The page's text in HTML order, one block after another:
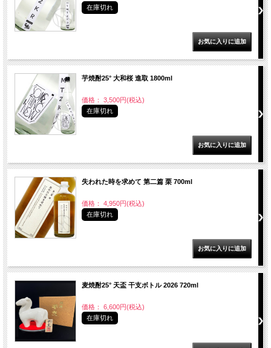
在庫切れ
芋焼酎25° 大和桜 進取 1800ml
価格： 3,500円(税込)
在庫切れ
失われた時を求めて 第二篇 栗 700ml
価格： 4,950円(税込)
在庫切れ
麦焼酎25° 天盃 干支ボトル 2026 720ml
価格： 6,600円(税込)
在庫切れ